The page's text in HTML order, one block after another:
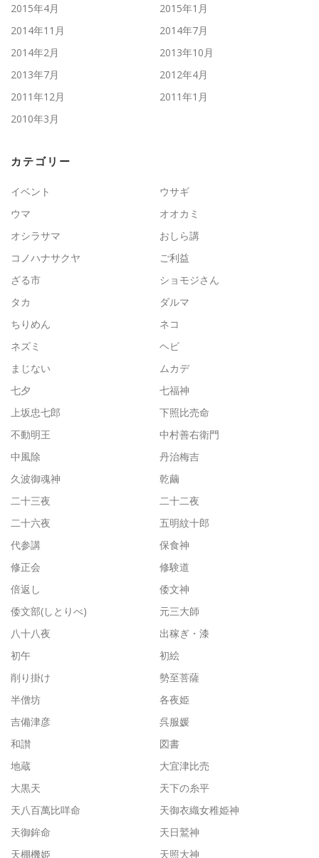
2015年4月
2015年1月
2014年11月
2014年7月
2014年2月
2013年10月
2013年7月
2012年4月
2011年12月
2011年1月
2010年3月
カテゴリー
イベント
ウサギ
ウマ
オオカミ
オシラサマ
おしら講
コノハナサクヤ
ご利益
ざる市
ショモジさん
タカ
ダルマ
ちりめん
ネコ
ネズミ
ヘビ
まじない
ムカデ
七夕
七福神
上坂忠七郎
下照比売命
不動明王
中村善右衛門
中風除
丹治梅吉
久波御魂神
乾繭
二十三夜
二十二夜
二十六夜
五明紋十郎
代参講
保食神
修正会
修験道
倍返し
倭文神
倭文部(しとりべ)
元三大師
八十八夜
出稼ぎ・漆
初午
初絵
削り掛け
勢至菩薩
半僧坊
各夜姫
吉備津彦
呉服媛
和讃
図書
地蔵
大宜津比売
大黒天
天下の糸平
天八百萬比咩命
天御衣織女稚姫神
天御鉾命
天日鷲神
天棚機姫
天照大神